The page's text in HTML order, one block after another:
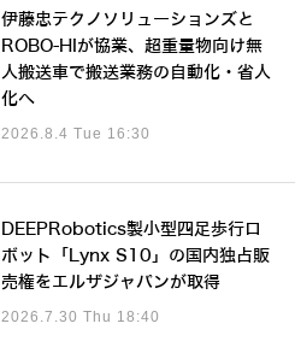
伊藤忠テクノソリューションズと
ROBO-HIが協業、超重量物向け無
人搬送車で搬送業務の自動化・省人
化へ
2026.8.4 Tue 16:30
DEEPRobotics製小型四足歩行ロ
ボット「Lynx S10」の国内独占販
売権をエルザジャパンが取得
2026.7.30 Thu 18:40